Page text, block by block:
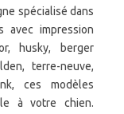
spécialisé dans
avec impression
husky, berger
terre-neuve,
ces modèles
à votre chien.